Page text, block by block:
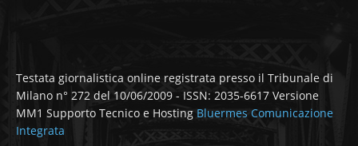
Testata giornalistica online registrata presso il Tribunale di
Milano n° 272 del 10/06/2009 - ISSN: 2035-6617 Versione
MM1 Supporto Tecnico e Hosting Bluermes Comunicazione
Integrata